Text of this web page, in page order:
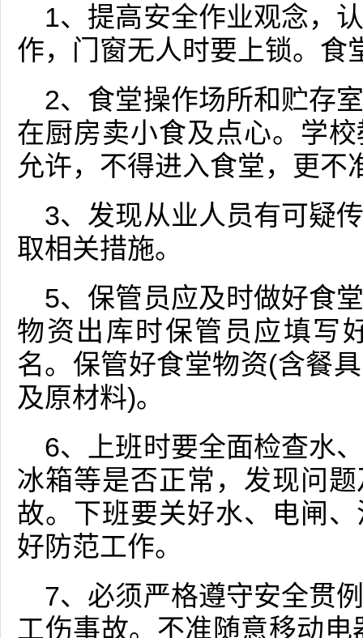
1、提高安全作业观念，
作，门窗无人时要上锁。食
2、食堂操作场所和贮存
在厨房卖小食及点心。学
允许，不得进入食堂，更不
3、发现从业人员有可疑
取相关措施。
5、保管员应及时做好食
物资出库时保管员应填写
名。保管好食堂物资(含餐
及原材料)。
6、上班时要全面检查水
冰箱等是否正常，发现问
故。下班要关好水、电闸
好防范工作。
7、必须严格遵守安全贯
工伤事故。不准随意移动